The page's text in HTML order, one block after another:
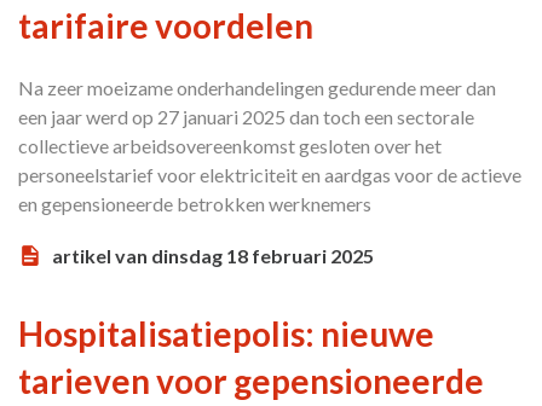
tarifaire voordelen
Na zeer moeizame onderhandelingen gedurende meer dan
een jaar werd op 27 januari 2025 dan toch een sectorale
collectieve arbeidsovereenkomst gesloten over het
personeelstarief voor elektriciteit en aardgas voor de actieve
en gepensioneerde betrokken werknemers
artikel van dinsdag 18 februari 2025
Hospitalisatiepolis: nieuwe
tarieven voor gepensioneerde